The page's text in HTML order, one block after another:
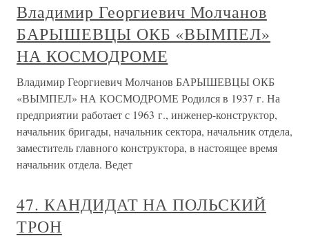
Владимир Георгиевич Молчанов
БАРЫШЕВЦЫ ОКБ «ВЫМПЕЛ»
НА КОСМОДРОМЕ
Владимир Георгиевич Молчанов БАРЫШЕВЦЫ ОКБ
«ВЫМПЕЛ» НА КОСМОДРОМЕ Родился в 1937 г. На
предприятии работает с 1963 г., инженер-конструктор,
начальник бригады, начальник сектора, начальник отдела,
заместитель главного конструктора, в настоящее время
начальник отдела. Ведет
47. КАНДИДАТ НА ПОЛЬСКИЙ
ТРОН